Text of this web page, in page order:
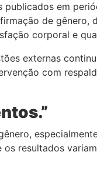
publicados em
de gênero,
corporal e
externas
com
resultados